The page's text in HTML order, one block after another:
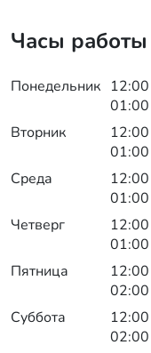
Часы работы
Понедельник
01:00
Вторник
01:00
Среда
01:00
Четверг
01:00
Пятница
02:00
Суббота
02:00